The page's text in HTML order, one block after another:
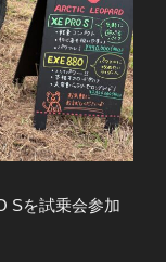
Sを試乗会参加